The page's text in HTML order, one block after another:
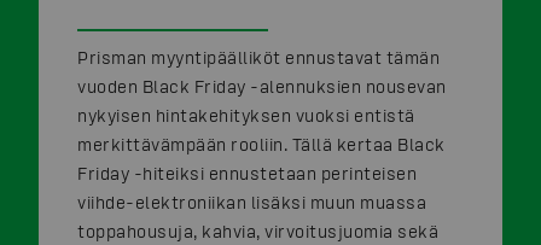
Prisman myyntipäälliköt ennustavat tämän
vuoden Black Friday -alennuksien nousevan
nykyisen hintakehityksen vuoksi entistä
merkittävämpään rooliin. Tällä kertaa Black
Friday -hiteiksi ennustetaan perinteisen
viihde-elektroniikan lisäksi muun muassa
toppahousuja, kahvia, virvoitusjuomia sekä